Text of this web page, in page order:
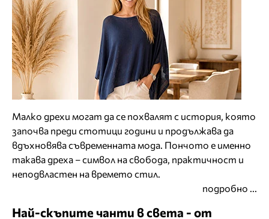
Малко дрехи могат да се похвалят с история, която
започва преди стотици години и продължава да
вдъхновява съвременната мода. Пончото е именно
такава дреха – символ на свобода, практичност и
неподвластен на времето стил.
подробно ...
Най-скъпите чанти в света - от